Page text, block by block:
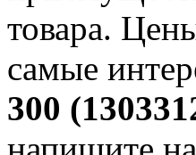
товара.
самые
300